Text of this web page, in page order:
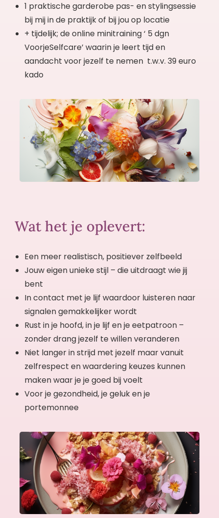
1 praktische garderobe pas- en stylingsessie
bij mij in de praktijk of bij jou op locatie
+ tijdelijk; de online minitraining ‘ 5 dgn
VoorjeSelfcare’ waarin je leert tijd en
aandacht voor jezelf te nemen t.w.v. 39 euro
kado
Wat het je oplevert:
Een meer realistisch, positiever zelfbeeld
Jouw eigen unieke stijl – die uitdraagt wie jij
bent
In contact met je lijf waardoor luisteren naar
signalen gemakkelijker wordt
Rust in je hoofd, in je lijf en je eetpatroon –
zonder drang jezelf te willen veranderen
Niet langer in strijd met jezelf maar vanuit
zelfrespect en waardering keuzes kunnen
maken waar je je goed bij voelt
Voor je gezondheid, je geluk en je
portemonnee